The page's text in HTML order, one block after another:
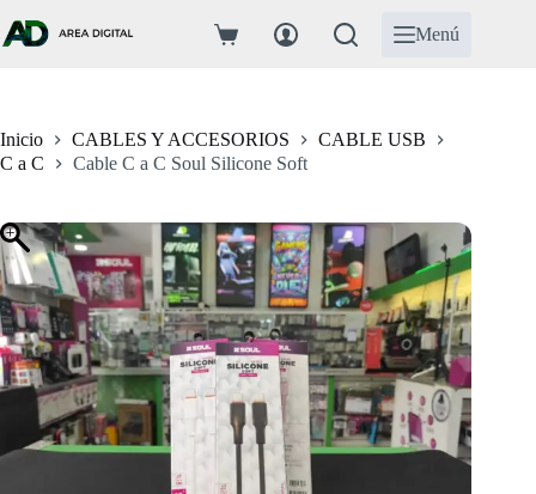
al
contenido
Carro
Menú
Inicio CABLES Y ACCESORIOS
CABLE USB
C a C
Cable C a C Soul Silicone Soft